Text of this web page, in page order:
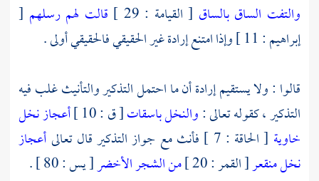
والتفت الساق بالساق [ القيامة : 29 ] قالت لهم رسلهم [
إبراهيم : 11 ] وإذا امتنع إرادة غير الحقيقي فالحقيقي أولى .
قالوا : ولا يستقيم إرادة أن ما احتمل التذكير والتأنيث غلب فيه
التذكير ، كقوله تعالى :والنخل باسقات[ ق : 10 ]
أعجاز نخل
خاوية [ الحاقة : 7 ] فأنث مع جواز التذكير قال تعالى
أعجاز
نخل منقعر[ القمر : 20 ] من الشجر الأخضر[ يس : 80 ] .